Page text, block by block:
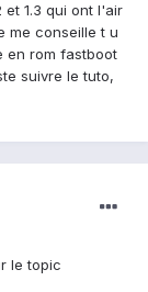
et 1.3 qui ont l'air
me conseille t u
en rom fastboot
suivre le tuto,
le topic